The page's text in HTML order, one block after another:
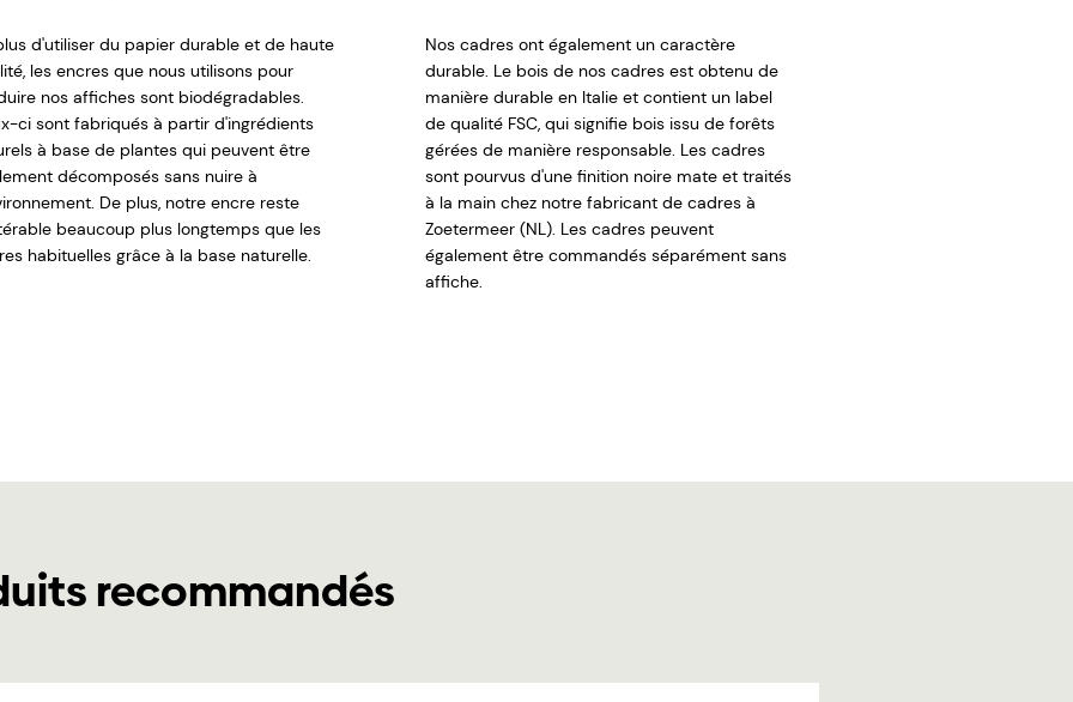
d'utiliser du papier durable et de haute
les encres que nous utilisons pour
nos affiches sont biodégradables.
ci sont fabriqués à partir d'ingrédients
à base de plantes qui peuvent être
décomposés sans nuire à
De plus, notre encre reste
beaucoup plus longtemps que les
habituelles grâce à la base naturelle.
Nos cadres ont également un caractère
durable. Le bois de nos cadres est obtenu de
manière durable en Italie et contient un label
de qualité FSC, qui signifie bois issu de forêts
gérées de manière responsable. Les cadres
sont pourvus d'une finition noire mate et traités
à la main chez notre fabricant de cadres à
Zoetermeer (NL). Les cadres peuvent
également être commandés séparément sans
affiche.
recommandés